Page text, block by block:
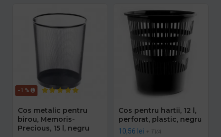
-1 %
Cos metalic pentru
birou, Memoris-
Precious, 15 l, negru
Cos pentru hartii, 12 l,
perforat, plastic, negru
10,56 lei + TVA